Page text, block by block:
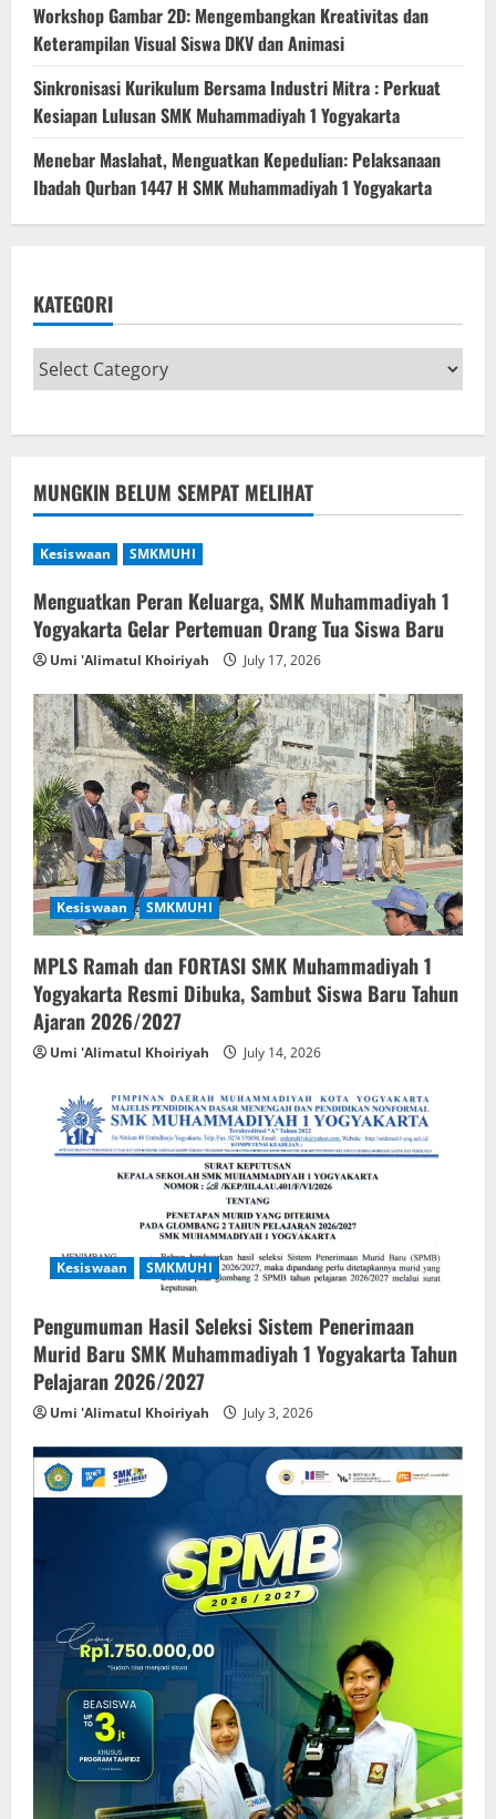
Workshop Gambar 2D: Mengembangkan Kreativitas dan
Keterampilan Visual Siswa DKV dan Animasi
Sinkronisasi Kurikulum Bersama Industri Mitra : Perkuat
Kesiapan Lulusan SMK Muhammadiyah 1 Yogyakarta
Menebar Maslahat, Menguatkan Kepedulian: Pelaksanaan
Ibadah Qurban 1447 H SMK Muhammadiyah 1 Yogyakarta
KATEGORI
MUNGKIN BELUM SEMPAT MELIHAT
Kesiswaan SMKMUHI
Menguatkan Peran Keluarga, SMK Muhammadiyah 1
Yogyakarta Gelar Pertemuan Orang Tua Siswa Baru
Umi 'Alimatul Khoiriyah July 17, 2026
Kesiswaan SMKMUHI
MPLS Ramah dan FORTASI SMK Muhammadiyah 1
Yogyakarta Resmi Dibuka, Sambut Siswa Baru Tahun
Ajaran 2026/2027
Umi 'Alimatul Khoiriyah July 14, 2026
Kesiswaan SMKMUHI
Pengumuman Hasil Seleksi Sistem Penerimaan
Murid Baru SMK Muhammadiyah 1 Yogyakarta Tahun
Pelajaran 2026/2027
Umi 'Alimatul Khoiriyah July 3, 2026